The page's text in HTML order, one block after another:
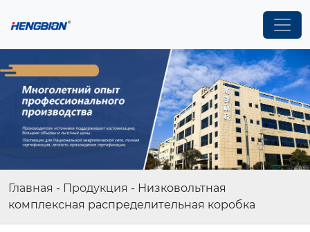
Главная - Продукция - Низковольтная
комплексная распределительная коробка